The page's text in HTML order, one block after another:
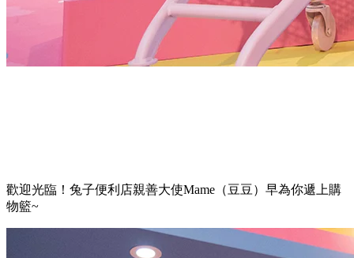
歡迎光臨！兔子便利店親善大使Mame（豆豆）早為你遞上購
物籃~